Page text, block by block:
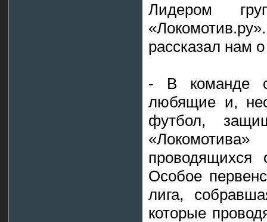
Лидером
рассказал нам
- В команде
любящие и,
футбол,
проводящихся
Особое
лига,
которые